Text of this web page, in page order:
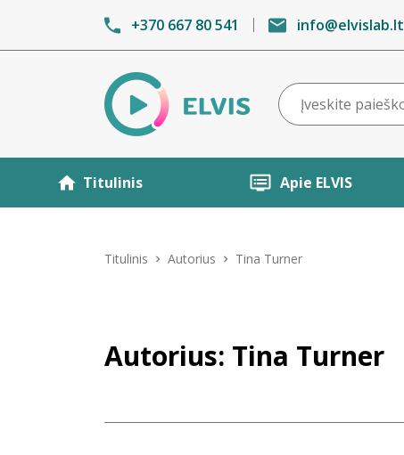
+370 667 80 541 info@elvislab.lt
Titulinis Apie ELVIS
Titulinis Autorius Tina Turner
Autorius: Tina Turner